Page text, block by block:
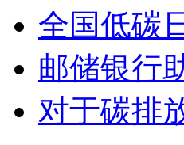
全国低碳
邮储银行
对于碳排